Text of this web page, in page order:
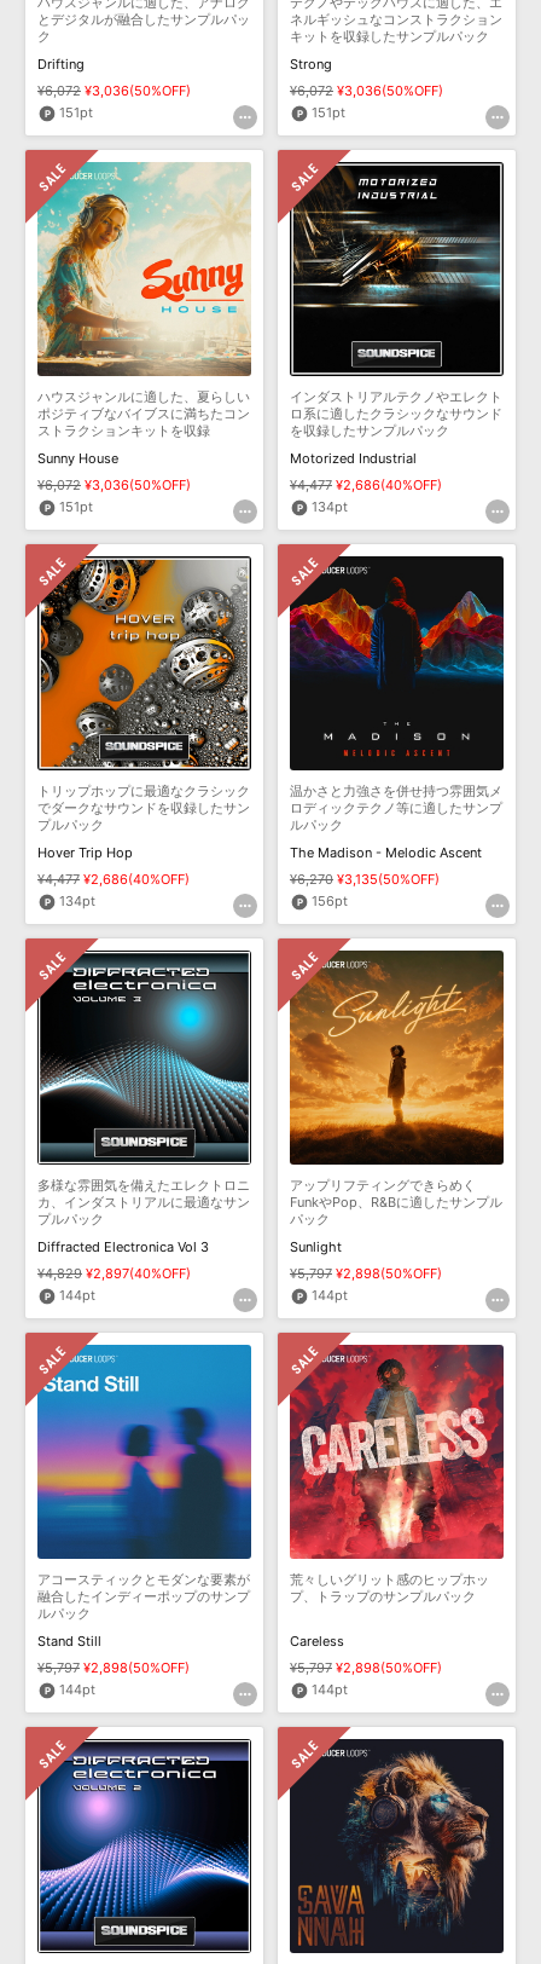
とデジタルが融合したサンプルパッ
ク
Drifting
¥6,072 ¥3,036(50%OFF)
151pt
ネルギッシュなコンストラクション
キットを収録したサンプルパック
Strong
¥6,072 ¥3,036(50%OFF)
151pt
ハウスジャンルに適した、夏らしい
ポジティブなバイブスに満ちたコン
ストラクションキットを収録
Sunny House
¥6,072 ¥3,036(50%OFF)
151pt
インダストリアルテクノやエレクト
ロ系に適したクラシックなサウンド
を収録したサンプルパック
Motorized Industrial
¥4,477 ¥2,686(40%OFF)
134pt
トリップホップに最適なクラシック
でダークなサウンドを収録したサン
プルパック
Hover Trip Hop
¥4,477 ¥2,686(40%OFF)
134pt
温かさと力強さを併せ持つ雰囲気メ
ロディックテクノ等に適したサンプ
ルパック
The Madison - Melodic Ascent
¥6,270 ¥3,135(50%OFF)
156pt
多様な雰囲気を備えたエレクトロニ
カ、インダストリアルに最適なサン
プルパック
Diffracted Electronica Vol 3
¥4,829 ¥2,897(40%OFF)
144pt
アップリフティングできらめく
FunkやPop、R&Bに適したサンプル
パック
Sunlight
¥5,797 ¥2,898(50%OFF)
144pt
アコースティックとモダンな要素が
融合したインディーポップのサンプ
ルパック
Stand Still
¥5,797 ¥2,898(50%OFF)
144pt
荒々しいグリット感のヒップホッ
プ、トラップのサンプルパック
Careless
¥5,797 ¥2,898(50%OFF)
144pt